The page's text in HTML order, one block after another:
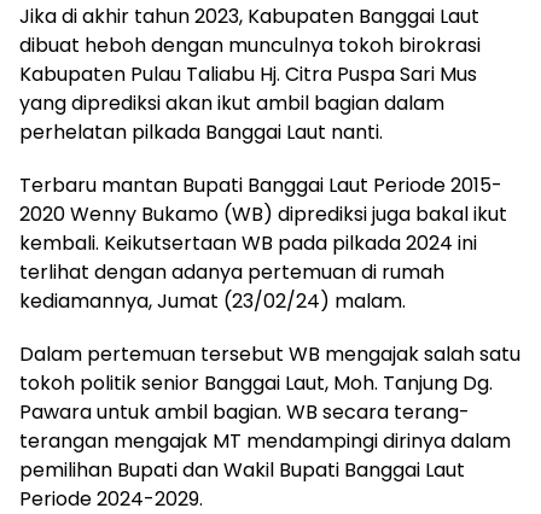
Jika di akhir tahun 2023, Kabupaten Banggai Laut
dibuat heboh dengan munculnya tokoh birokrasi
Kabupaten Pulau Taliabu Hj. Citra Puspa Sari Mus
yang diprediksi akan ikut ambil bagian dalam
perhelatan pilkada Banggai Laut nanti.
Terbaru mantan Bupati Banggai Laut Periode 2015-
2020 Wenny Bukamo (WB) diprediksi juga bakal ikut
kembali. Keikutsertaan WB pada pilkada 2024 ini
terlihat dengan adanya pertemuan di rumah
kediamannya, Jumat (23/02/24) malam.
Dalam pertemuan tersebut WB mengajak salah satu
tokoh politik senior Banggai Laut, Moh. Tanjung Dg.
Pawara untuk ambil bagian. WB secara terang-
terangan mengajak MT mendampingi dirinya dalam
pemilihan Bupati dan Wakil Bupati Banggai Laut
Periode 2024-2029.